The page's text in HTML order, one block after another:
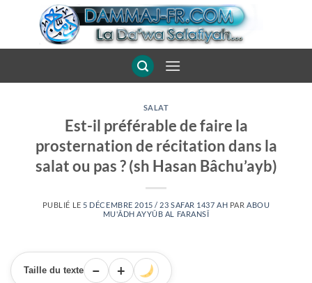
SALAT
Est-il préférable de faire la
prosternation de récitation dans la
salat ou pas ? (sh Hasan Bâchu’ayb)
PUBLIÉ LE 5 DÉCEMBRE 2015 / 23 SAFAR 1437 AH PAR ABOU
MU'ÂDH AYYÛB AL FARANSÎ
Taille du texte − +